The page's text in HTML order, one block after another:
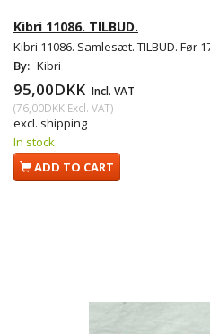
Kibri 11086. TILBUD.
Kibri 11086. Samlesæt. TILBUD. Før
By: Kibri
95,00DKK Incl. VAT
(76,00DKK Excl. VAT)
excl. shipping
In stock
ADD TO CART